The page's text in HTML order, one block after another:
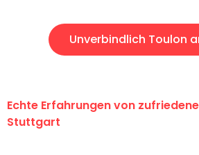
Unverbindlich Toulon
Echte Erfahrungen von
Stuttgart